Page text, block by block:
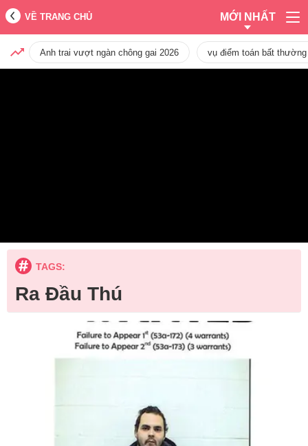
VỀ TRANG CHỦ MỚI NHẤT
Anh trai vượt ngàn chông gai 2026 vụ điểm toán bất
TAGS:
Ra Đầu Thú